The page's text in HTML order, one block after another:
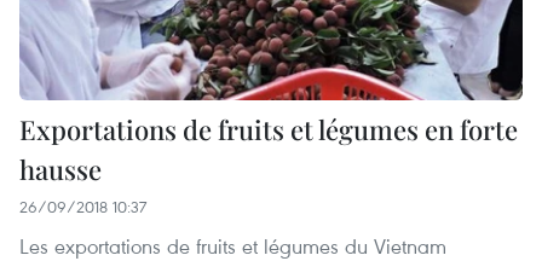
Exportations de fruits et légumes en forte
hausse
26/09/2018 10:37
Les exportations de fruits et légumes du Vietnam